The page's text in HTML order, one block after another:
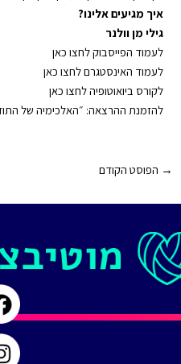
איך מגיעים אלינו?
גילי מן וולנר
⁠⁠⁠⁠לעמוד הפייסבוק לחצו כאן⁠⁠⁠⁠
⁠⁠⁠⁠לעמוד האינסטגרם לחצו כאן⁠⁠⁠⁠
⁠⁠⁠⁠לקורס ביואוטופיה לחצו כאן⁠⁠⁠⁠
⁠⁠⁠⁠להזמנת ההרצאה: ״האלכימיה של
Post→ הפוסט הקודם